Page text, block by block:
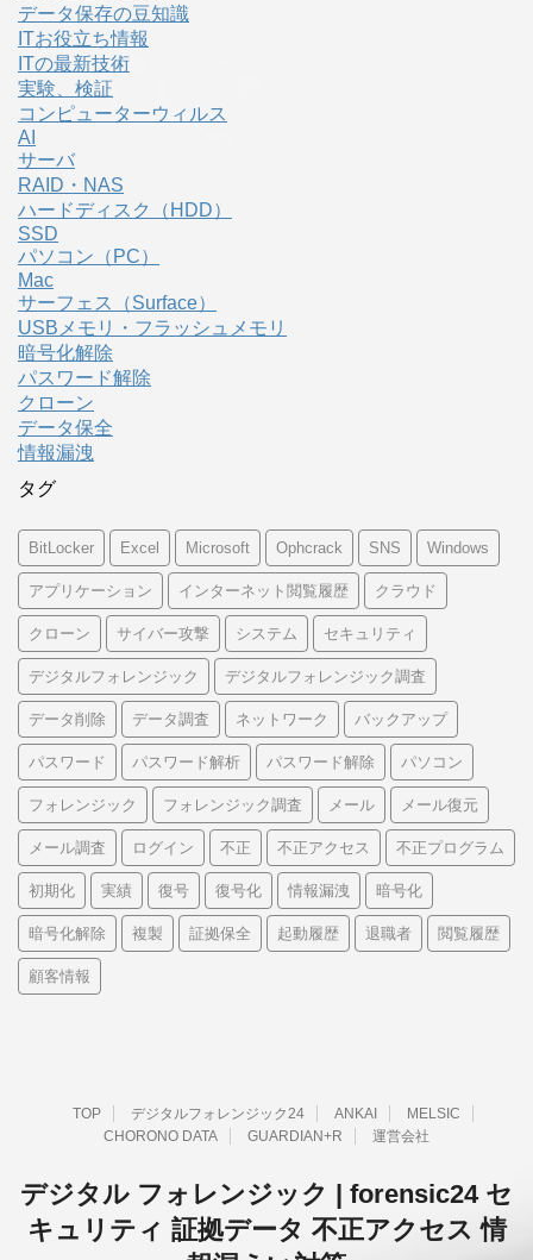
データ保存の豆知識
ITお役立ち情報
ITの最新技術
実験、検証
コンピューターウィルス
AI
サーバ
RAID・NAS
ハードディスク（HDD）
SSD
パソコン（PC）
Mac
サーフェス（Surface）
USBメモリ・フラッシュメモリ
暗号化解除
パスワード解除
クローン
データ保全
情報漏洩
タグ
BitLocker Excel Microsoft Ophcrack SNS Windows
アプリケーション インターネット閲覧履歴 クラウド
クローン サイバー攻撃 システム セキュリティ
デジタルフォレンジック デジタルフォレンジック調査
データ削除 データ調査 ネットワーク バックアップ
パスワード パスワード解析 パスワード解除 パソコン
フォレンジック フォレンジック調査 メール メール復元
メール調査 ログイン 不正 不正アクセス 不正プログラム
初期化 実績 復号 復号化 情報漏洩 暗号化
暗号化解除 複製 証拠保全 起動履歴 退職者 閲覧履歴
顧客情報
TOP デジタルフォレンジック24 ANKAI
MELSIC
CHORONO DATA
GUARDIAN+R 運営会社
デジタル フォレンジック | forensic24 セ
キュリティ 証拠データ 不正アクセス 情